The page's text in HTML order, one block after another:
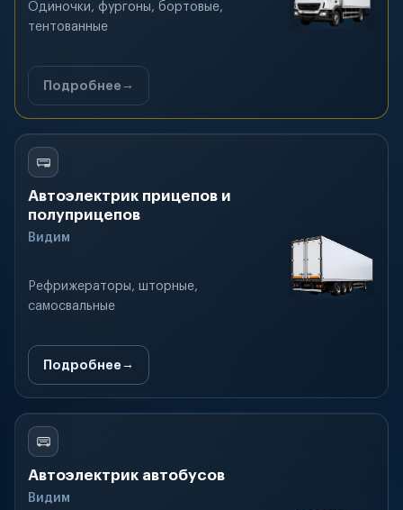
Одиночки, фургоны, бортовые,
тентованные
Подробнее
Автоэлектрик прицепов и
полуприцепов
Видим
Рефрижераторы, шторные,
самосвальные
Подробнее
Автоэлектрик автобусов
Видим